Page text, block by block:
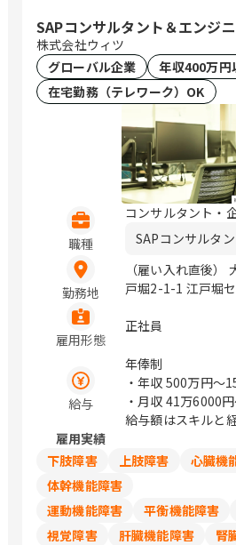
SAPコンサルタント＆エンジ
株式会社ウィツ
グローバル企業
年収400万円
在宅勤務（テレワーク）OK
職種
コンサルタント・
SAPコンサルタ
勤務地
（雇い入れ直後）
戸堀2-1-1 江戸堀
雇用形態
正社員
給与
年俸制
・年収 500万円〜
・月収 41万6000
給与額はスキルと
雇用実績
下肢障害
上肢障害
心臓機
体幹機能障害
運動機能障害
平衡機能障害
視覚障害
肝臓機能障害
腎